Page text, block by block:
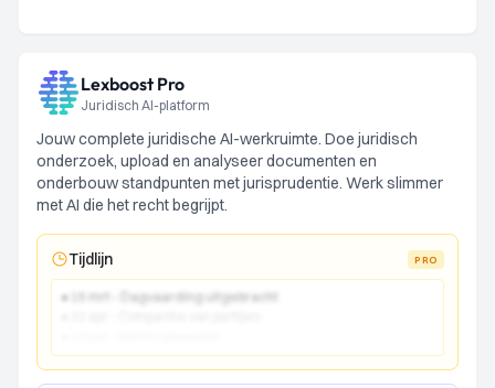
Lexboost Pro
Juridisch AI-platform
Jouw complete juridische AI-werkruimte. Doe juridisch
onderzoek, upload en analyseer documenten en
onderbouw standpunten met jurisprudentie. Werk slimmer
met AI die het recht begrijpt.
Tijdlijn PRO
● 15 mrt - Dagvaarding uitgebracht